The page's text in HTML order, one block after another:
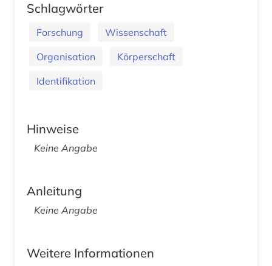
Schlagwörter
Forschung
Wissenschaft
Organisation
Körperschaft
Identifikation
Hinweise
Keine Angabe
Anleitung
Keine Angabe
Weitere Informationen